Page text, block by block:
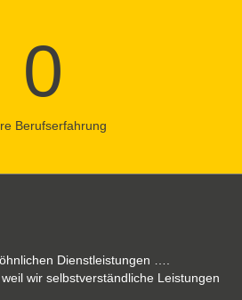
0
Berufs­erfahrung
Dienstleistungen ….
wir selbstverständliche Leistungen